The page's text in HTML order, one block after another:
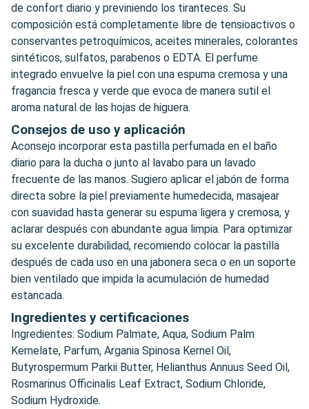
de confort diario y previniendo los tiranteces. Su
composición está completamente libre de tensioactivos o
conservantes petroquímicos, aceites minerales, colorantes
sintéticos, sulfatos, parabenos o EDTA. El perfume
integrado envuelve la piel con una espuma cremosa y una
fragancia fresca y verde que evoca de manera sutil el
aroma natural de las hojas de higuera.
Consejos de uso y aplicación
Aconsejo incorporar esta pastilla perfumada en el baño
diario para la ducha o junto al lavabo para un lavado
frecuente de las manos. Sugiero aplicar el jabón de forma
directa sobre la piel previamente humedecida, masajear
con suavidad hasta generar su espuma ligera y cremosa, y
aclarar después con abundante agua limpia. Para optimizar
su excelente durabilidad, recomiendo colocar la pastilla
después de cada uso en una jabonera seca o en un soporte
bien ventilado que impida la acumulación de humedad
estancada.
Ingredientes y certificaciones
Ingredientes: Sodium Palmate, Aqua, Sodium Palm
Kernelate, Parfum, Argania Spinosa Kernel Oil,
Butyrospermum Parkii Butter, Helianthus Annuus Seed Oil,
Rosmarinus Officinalis Leaf Extract, Sodium Chloride,
Sodium Hydroxide.